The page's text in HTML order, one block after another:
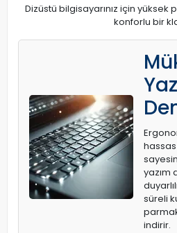
Dizüstü bilgisayarınız için yüksek
konforlu bir
yazım
süreli
indirir.